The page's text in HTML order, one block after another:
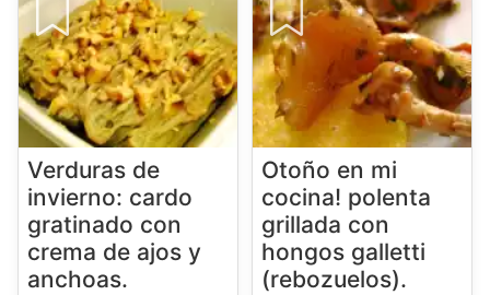
Verduras de
invierno: cardo
gratinado con
crema de ajos y
anchoas.
Otoño en mi
cocina! polenta
grillada con
hongos galletti
(rebozuelos).